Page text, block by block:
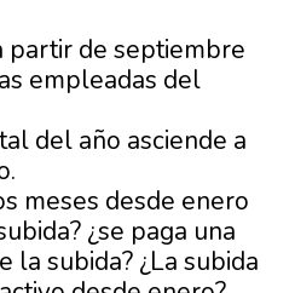
partir de septiembre
empleadas del
del año asciende a
meses desde enero
¿se paga una
la subida? ¿La subida